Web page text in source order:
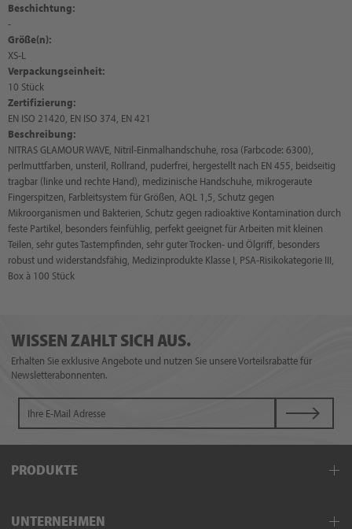
Beschichtung:
-
Größe(n):
XS-L
Verpackungseinheit:
10 Stück
Zertifizierung:
EN ISO 21420, EN ISO 374, EN 421
Beschreibung:
NITRAS GLAMOUR WAVE, Nitril-Einmalhandschuhe, rosa (Farbcode: 6300),
perlmuttfarben, unsteril, Rollrand, puderfrei, hergestellt nach EN 455, beidseitig
tragbar (linke und rechte Hand), medizinische Handschuhe, mikrogeraute
Fingerspitzen, Farbleitsystem für Größen, AQL 1,5, Schutz gegen
Mikroorganismen und Bakterien, Schutz gegen radioaktive Kontamination durch
feste Partikel, besonders feinfühlig, perfekt geeignet für Arbeiten mit kleinen
Teilen, sehr gutes Tastempfinden, sehr guter Trocken- und Ölgriff, besonders
robust und widerstandsfähig, Medizinprodukte Klasse I, PSA-Risikokategorie III,
Box à 100 Stück
WISSEN ZAHLT SICH AUS.
Erhalten Sie exklusive Angebote und nutzen Sie unsere Vorteilsrabatte für
Newsletterabonnenten.
PRODUKTE
Einmalhandschuhe
UNTERNEHMEN